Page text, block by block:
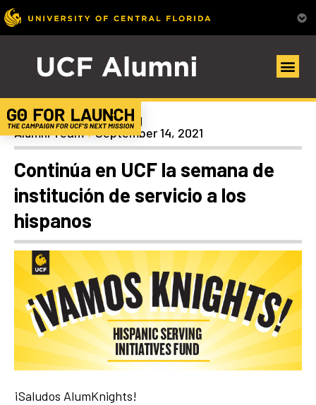
Scholarships/Giving
Alumni Team September 14, 2021
Continúa en UCF la semana de
institución de servicio a los
hispanos
¡Saludos AlumKnights!